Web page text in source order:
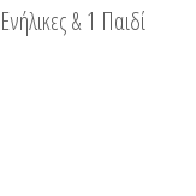
& 1 Παιδί